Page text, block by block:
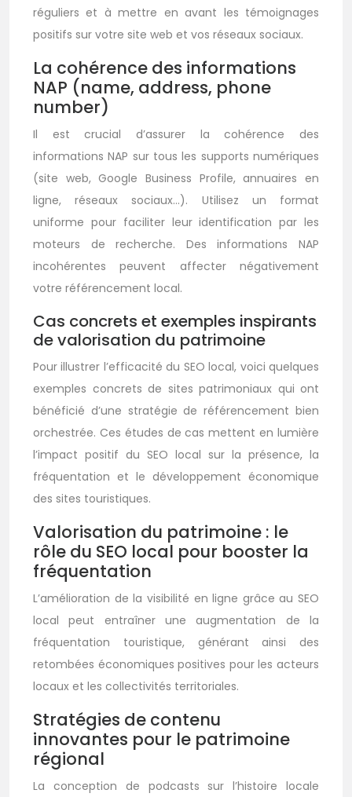
réguliers et à mettre en avant les témoignages
positifs sur votre site web et vos réseaux sociaux.
La cohérence des informations
NAP (name, address, phone
number)
Il est crucial d’assurer la cohérence des
informations NAP sur tous les supports numériques
(site web, Google Business Profile, annuaires en
ligne, réseaux sociaux…). Utilisez un format
uniforme pour faciliter leur identification par les
moteurs de recherche. Des informations NAP
incohérentes peuvent affecter négativement
votre référencement local.
Cas concrets et exemples inspirants
de valorisation du patrimoine
Pour illustrer l’efficacité du SEO local, voici quelques
exemples concrets de sites patrimoniaux qui ont
bénéficié d’une stratégie de référencement bien
orchestrée. Ces études de cas mettent en lumière
l’impact positif du SEO local sur la présence, la
fréquentation et le développement économique
des sites touristiques.
Valorisation du patrimoine : le
rôle du SEO local pour booster la
fréquentation
L’amélioration de la visibilité en ligne grâce au SEO
local peut entraîner une augmentation de la
fréquentation touristique, générant ainsi des
retombées économiques positives pour les acteurs
locaux et les collectivités territoriales.
Stratégies de contenu
innovantes pour le patrimoine
régional
La conception de podcasts sur l’histoire locale